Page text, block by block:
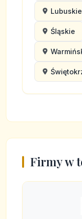
Lubuskie
Śląskie
Firmy w